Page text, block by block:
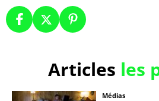
Articles les
Médias